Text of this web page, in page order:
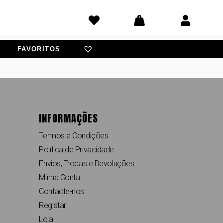
FAVORITOS
INFORMAÇÕES
Termos e Condições
Política de Privacidade
Envios, Trocas e Devoluções
Minha Conta
Contacte-nos
Registar
Loja